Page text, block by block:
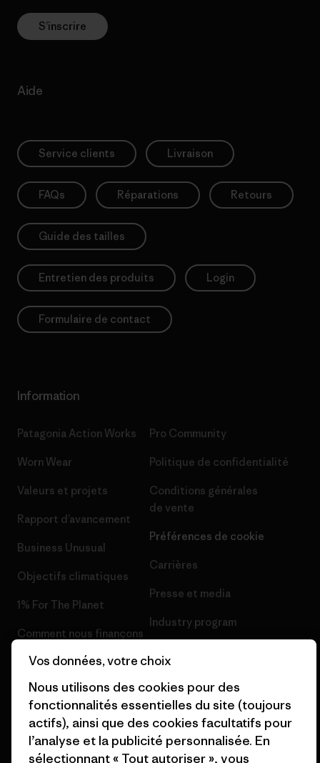
S’inscrire
Aide
Service clients Livraison
FAQs Réparations Retours
Guide des tailles
Entretien des produits Login
Formulaire de contact
Information
Patagonia Action Works
Worn Wear
Valeurs et projets
Rapport d’avancement
Business Unusual
Objectifs climatiques
1% For The Planet
Comment nous finançons
Cartes cadeaux
Nos magasins
Pro Community
Politique de confidentialité
Conditions générales
de vente
Préférences de cookie
Carrières
Presse et media
Industry program
Patagonia France Plan du site
Vos données, votre choix
Nous utilisons des cookies pour des
fonctionnalités essentielles du site (toujours
actifs), ainsi que des cookies facultatifs pour
l’analyse et la publicité personnalisée. En
sélectionnant « Tout autoriser », vous